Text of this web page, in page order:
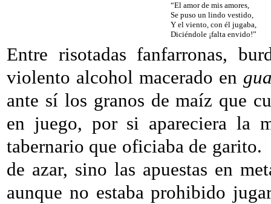
“El amor de mis amores,
Se puso un lindo vestido,
Y el viento, con él jugaba,
Diciéndole ¡falta envido!”
Entre risotadas fanfarronas,
violento alcohol macerado en
ante sí los granos de maíz que
en juego, por si apareciera la
tabernario que oficiaba de garito.
de azar, sino las apuestas en
aunque no estaba prohibido